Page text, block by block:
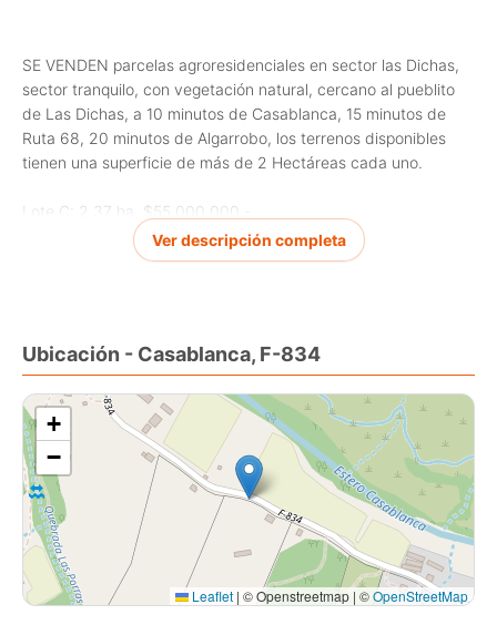
SE VENDEN parcelas agroresidenciales en sector las Dichas,
sector tranquilo, con vegetación natural, cercano al pueblito
de Las Dichas, a 10 minutos de Casablanca, 15 minutos de
Ruta 68, 20 minutos de Algarrobo, los terrenos disponibles
tienen una superficie de más de 2 Hectáreas cada uno.
Lote C: 2.37 ha. $55.000.000.-
Lote F: 2.16 ha. $65.000.000.-
Lote I: 2.17 ha. $65.000.000.-
Ver descripción completa
Ubicación - Casablanca, F-834
+
−
Leaflet | © Openstreetmap | ©OpenStreetMap